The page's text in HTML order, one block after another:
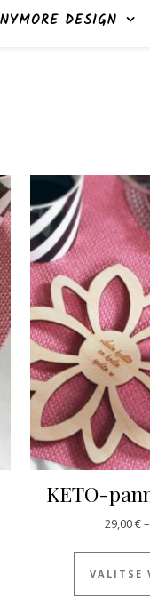
DESIGN
KETO-
29,00€–
VALITSE